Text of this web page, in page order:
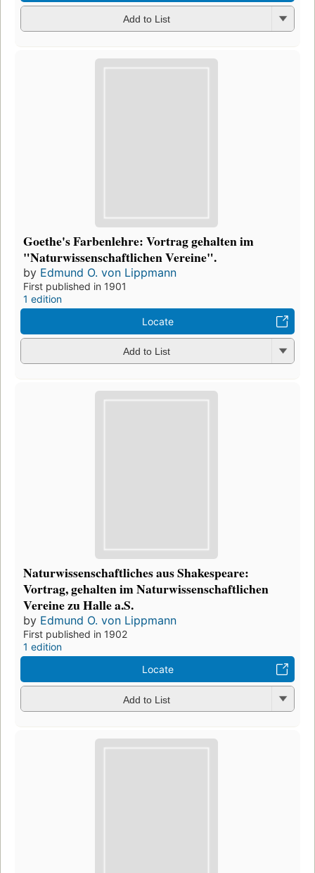
Add to List
Goethe's Farbenlehre: Vortrag gehalten im
"Naturwissenschaftlichen Vereine".
by Edmund O. von Lippmann
First published in 1901
1 edition
Locate
Add to List
Naturwissenschaftliches aus Shakespeare:
Vortrag, gehalten im Naturwissenschaftlichen
Vereine zu Halle a.S.
by Edmund O. von Lippmann
First published in 1902
1 edition
Locate
Add to List